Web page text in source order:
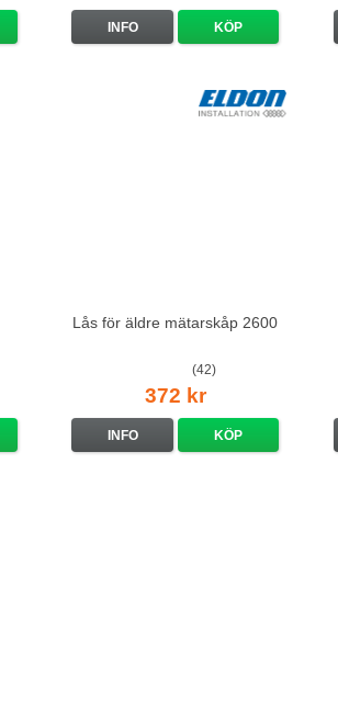
INFO KÖP
Lås för äldre mätarskåp 2600
(42)
372 kr
INFO KÖP